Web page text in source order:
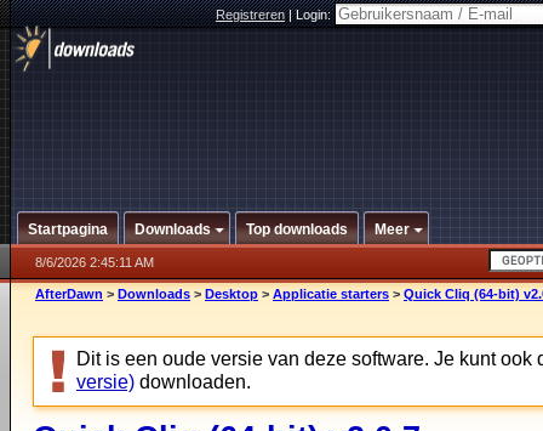
Registreren|Login:
Startpagina Downloads Top downloads Meer
8/6/2026 2:45:11 AM
AfterDawn > Downloads > Desktop > Applicatie starters > Quick Cliq (64-bit)
Dit is een oude versie van deze software. Je kunt ook
versie) downloaden.